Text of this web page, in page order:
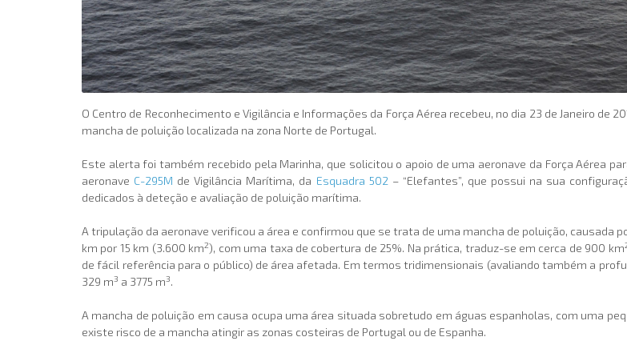
O Centro de Reconhecimento e Vigilância e Informações da Força Aérea recebeu, no dia 23 de Janeiro de
mancha de poluição localizada na zona Norte de Portugal.
Este alerta foi também recebido pela Marinha, que solicitou o apoio de uma aeronave da Força Aérea
aeronave C-295M de Vigilância Marítima, da Esquadra 502 – “Elefantes”, que possui na sua
dedicados à deteção e avaliação de poluição marítima.
A tripulação da aeronave verificou a área e confirmou que se trata de uma mancha de poluição, causada
km por 15 km (3.600 km2), com uma taxa de cobertura de 25%. Na prática, traduz-se em cerca de 900 km
de fácil referência para o público) de área afetada. Em termos tridimensionais (avaliando também a
329 m3 a 3775 m3.
A mancha de poluição em causa ocupa uma área situada sobretudo em águas espanholas, com uma
existe risco de a mancha atingir as zonas costeiras de Portugal ou de Espanha.